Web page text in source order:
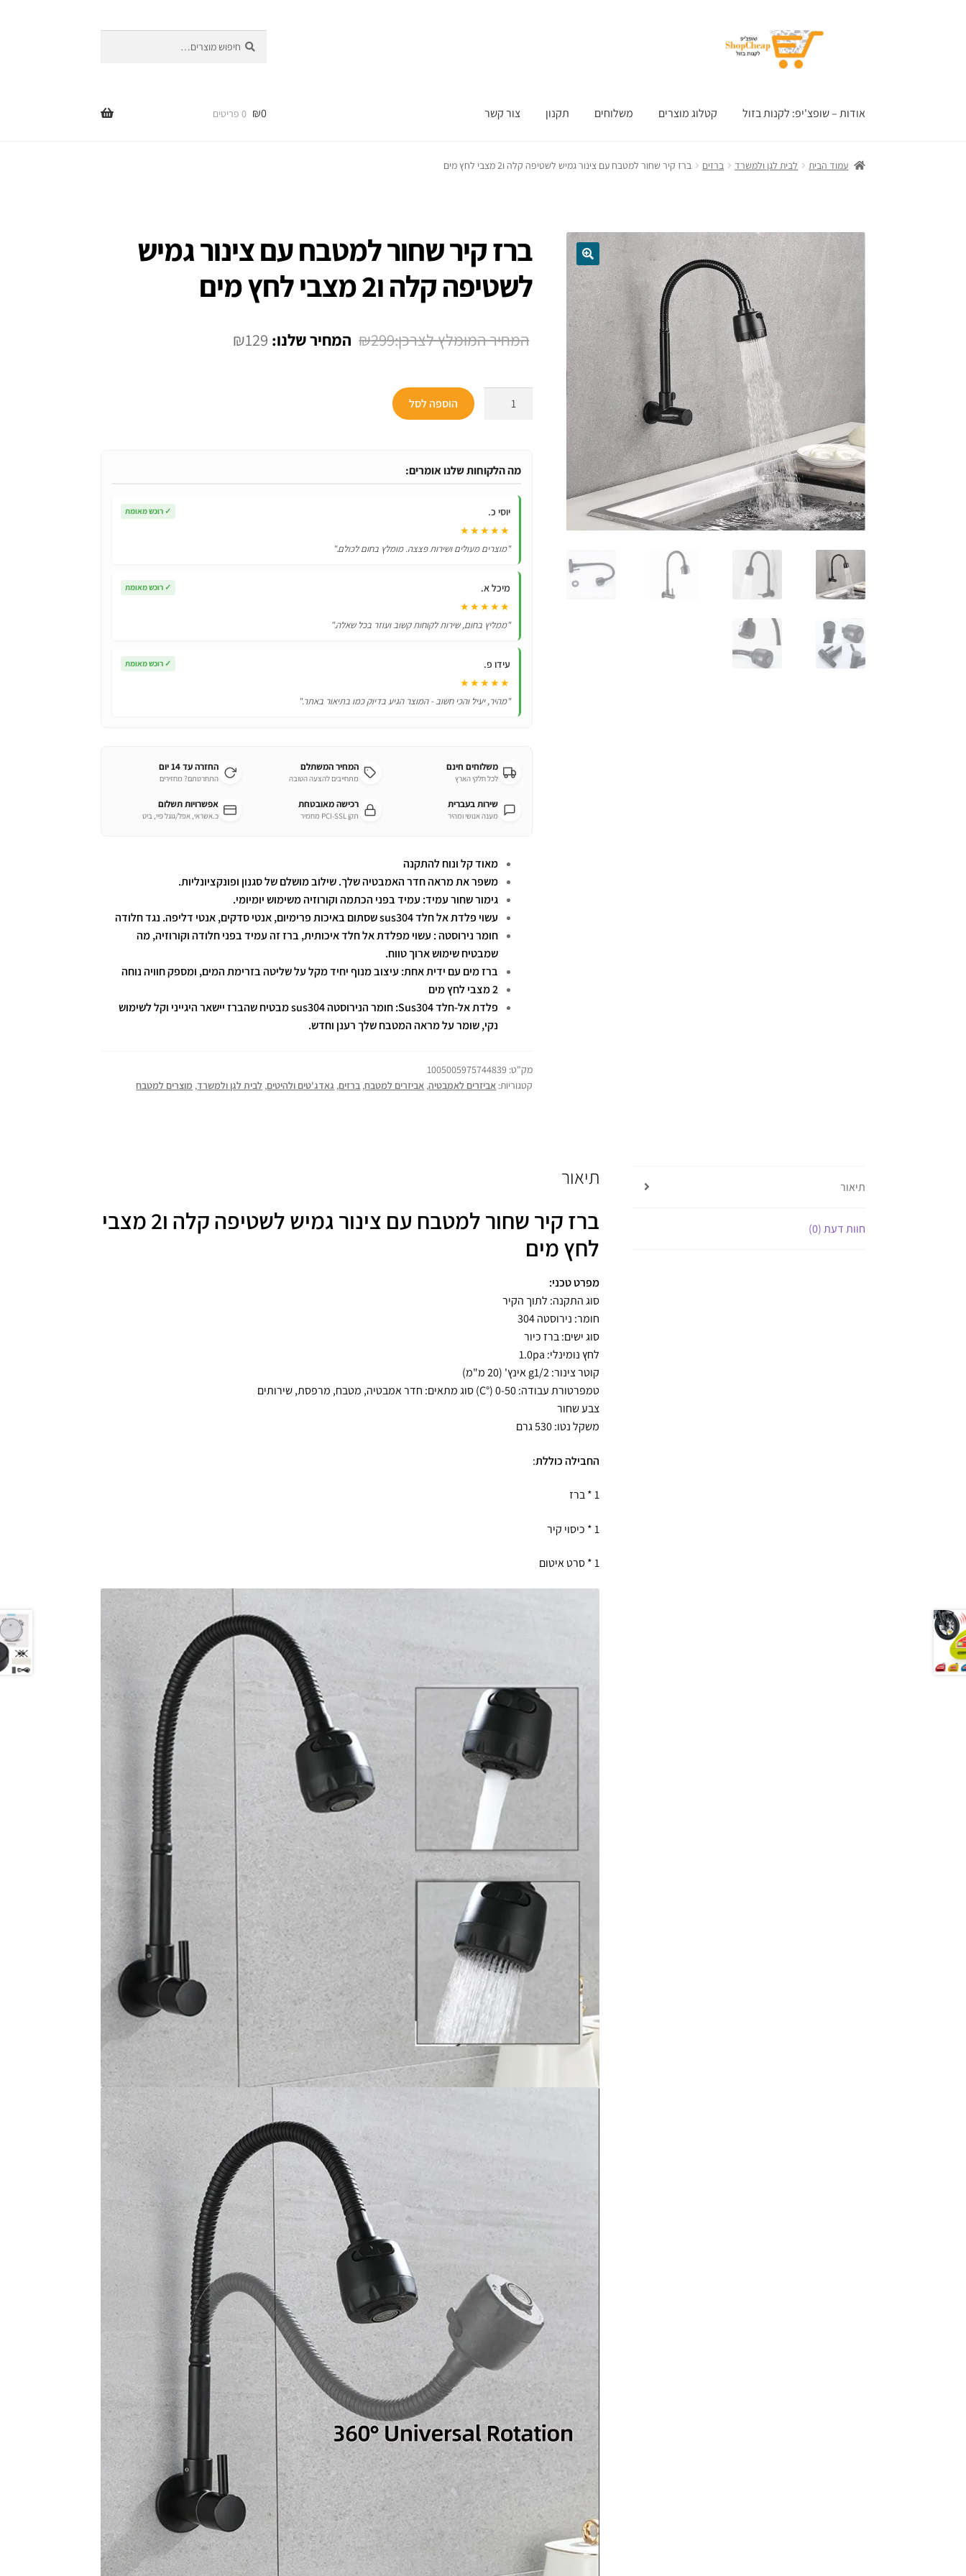
עבור:
אודות – שופצ'יפ: לקנות בזול קטלוג מוצרים משלוחים תקנון צור קשר ₪0 0 פריטים
עמוד הבית לבית לגן ולמשרד ברזים ברז קיר שחור למטבח עם צינור גמיש לשטיפה קלה ו2 מצבי לחץ מים
ברז קיר שחור למטבח עם צינור גמיש
לשטיפה קלה ו2 מצבי לחץ מים
₪299
המחיר
₪129 המחיר
כמות
שחור
עם
לשטיפה
קלה
מים
הוספה לסל
מה הלקוחות שלנו אומרים:
יוסי כ. ✓ רוכש מאומת
★★★★★
"מוצרים מעולים ושירות פצצה. מומלץ בחום לכולם."
מיכל א. ✓ רוכש מאומת
★★★★★
"ממליץ בחום, שירות לקוחות קשוב ועוזר בכל שאלה."
עידו פ. ✓ רוכש מאומת
★★★★★
"מהיר, יעיל והכי חשוב - המוצר הגיע בדיוק כמו בתיאור באתר."
משלוחים חינם
לכל חלקי הארץ
המחיר המשתלם
מתחייבים להצעה הטובה
החזרה עד 14 יום
התחרטתם? מחזירים
שירות בעברית
מענה אנושי ומהיר
רכישה מאובטחת
תקן PCI-SSL מחמיר
אפשרויות תשלום
כ.אשראי, אפל/גוגל פיי, ביט
מאוד קל ונוח להתקנה
משפר את מראה חדר האמבטיה שלך. שילוב מושלם של סגנון ופונקציונליות.
גימור שחור עמיד: עמיד בפני הכתמה וקורוזיה משימוש יומיומי.
עשוי פלדת אל חלד sus304 שסתום באיכות פרימיום, אנטי סדקים, אנטי דליפה. נגד חלודה
חומר נירוסטה : עשוי מפלדת אל חלד איכותית, ברז זה עמיד בפני חלודה וקורוזיה, מה
שמבטיח שימוש ארוך טווח.
ברז מים עם ידית אחת: עיצוב מנוף יחיד מקל על שליטה בזרימת המים, ומספק חוויה נוחה
2 מצבי לחץ מים
פלדת אל-חלד Sus304: חומר הנירוסטה sus304 מבטיח שהברז יישאר היגייני וקל לשימוש
נקי, שומר על מראה המטבח שלך רענן וחדש.
מק"ט: 1005005975744839
קטגוריות: אביזרים לאמבטיה, אביזרים למטבח, ברזים, גאדג'טים ולהיטים, לבית לגן ולמשרד, מוצרים למטבח
תיאור
חוות דעת (0)
תיאור
ברז קיר שחור למטבח עם צינור גמיש לשטיפה קלה ו2 מצבי
לחץ מים
מפרט טכני:
סוג התקנה: לתוך הקיר
חומר: נירוסטה 304
סוג ישים: ברז כיור
לחץ נומינלי: 1.0pa
קוטר צינור: g1/2 אינץ' (20 מ"מ)
טמפרטורת עבודה: 0-50 (°C) סוג מתאים: חדר אמבטיה, מטבח, מרפסת, שירותים
צבע שחור
משקל נטו: 530 גרם
החבילה כוללת:
1 * ברז
1 * כיסוי קיר
1 * סרט איטום